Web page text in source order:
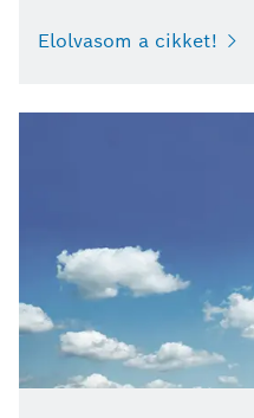
Elolvasom a cikket!